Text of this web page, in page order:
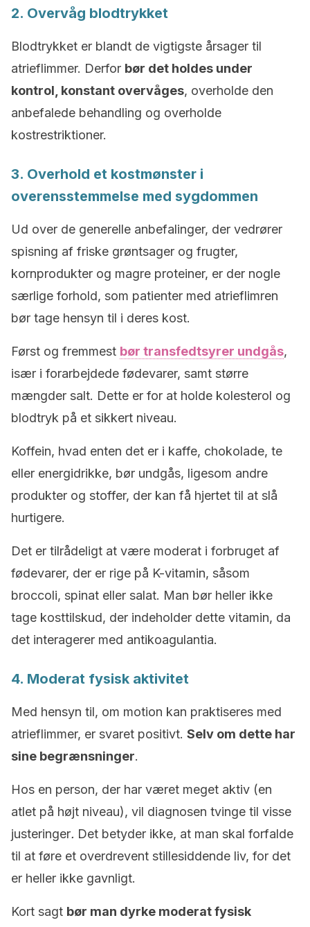
2. Overvåg blodtrykket
Blodtrykket er blandt de vigtigste årsager til
atrieflimmer. Derfor bør det holdes under
kontrol, konstant overvåges, overholde den
anbefalede behandling og overholde
kostrestriktioner.
3. Overhold et kostmønster i
overensstemmelse med sygdommen
Ud over de generelle anbefalinger, der vedrører
spisning af friske grøntsager og frugter,
kornprodukter og magre proteiner, er der nogle
særlige forhold, som patienter med atrieflimren
bør tage hensyn til i deres kost.
Først og fremmest bør transfedtsyrer undgås,
især i forarbejdede fødevarer, samt større
mængder salt. Dette er for at holde kolesterol og
blodtryk på et sikkert niveau.
Koffein, hvad enten det er i kaffe, chokolade, te
eller energidrikke, bør undgås, ligesom andre
produkter og stoffer, der kan få hjertet til at slå
hurtigere.
Det er tilrådeligt at være moderat i forbruget af
fødevarer, der er rige på K-vitamin, såsom
broccoli, spinat eller salat. Man bør heller ikke
tage kosttilskud, der indeholder dette vitamin, da
det interagerer med antikoagulantia.
4. Moderat fysisk aktivitet
Med hensyn til, om motion kan praktiseres med
atrieflimmer, er svaret positivt. Selv om dette har
sine begrænsninger.
Hos en person, der har været meget aktiv (en
atlet på højt niveau), vil diagnosen tvinge til visse
justeringer. Det betyder ikke, at man skal forfalde
til at føre et overdrevent stillesiddende liv, for det
er heller ikke gavnligt.
Kort sagt bør man dyrke moderat fysisk